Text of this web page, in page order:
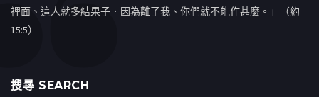
裡面、這人就多結果子．因為離了我、你們就不能作甚麼。」（約
15:5）
搜㝷 SEARCH